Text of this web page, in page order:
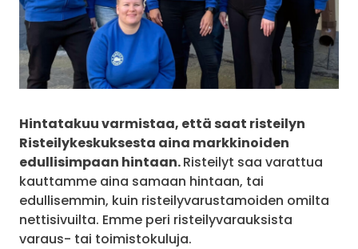
Hintatakuu varmistaa, että saat risteilyn
Risteilykeskuksesta aina markkinoiden
edullisimpaan hintaan.Risteilyt saa varattua
kauttamme aina samaan hintaan, tai
edullisemmin, kuin risteilyvarustamoiden omilta
nettisivuilta. Emme peri risteilyvarauksista
varaus- tai toimistokuluja.